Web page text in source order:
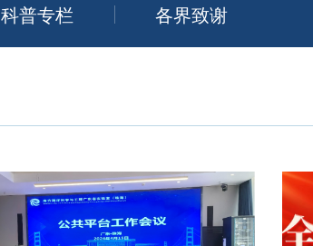
科普专栏 各界致谢